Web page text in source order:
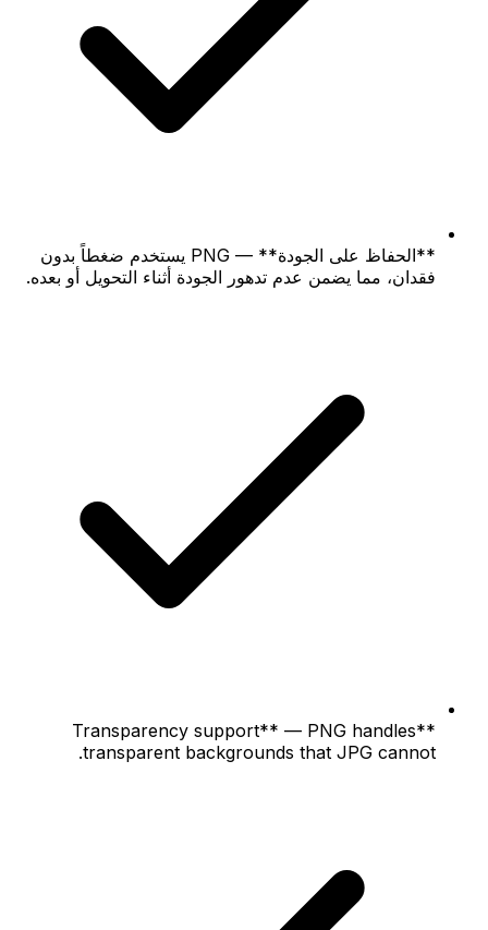
**الحفاظ على الجودة** — PNG يستخدم ضغطاً بدون
فقدان، مما يضمن عدم تدهور الجودة أثناء التحويل أو بعده.
**Transparency support** — PNG handles
transparent backgrounds that JPG cannot.